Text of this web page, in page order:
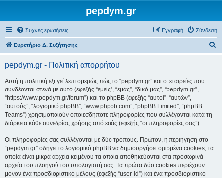
pepdym.gr
Συχνές ερωτήσεις Σύνδεση
Εγγραφή
Ευρετήριο Δ. Συζήτησης
pepdym.gr - Πολιτική απορρήτου
Αυτή η πολιτική εξηγεί λεπτομερώς πώς το “pepdym.gr” και οι εταιρείες που
συνδέονται στενά με αυτό (εφεξής “εμείς”, “εμάς”, “δικό μας”, “pepdym.gr”,
“https://www.pepdym.gr/forum”) και το phpBB (εφεξής “αυτοί”, “αυτών”,
“αυτούς”, “λογισμικό phpBB”, “www.phpbb.com”, “phpBB Limited”, “phpBB
Teams”) χρησιμοποιούν οποιεσδήποτε πληροφορίες που συλλέγονται κατά τη
διάρκεια κάθε συνεδρίας χρήσης από εσάς (εφεξής “οι πληροφορίες σας”).
Οι πληροφορίες σας συλλέγονται με δύο τρόπους. Πρώτον, η περιήγηση στο
“pepdym.gr” οδηγεί το λογισμικό phpBB να δημιουργήσει ορισμένα cookies, τα
οποία είναι μικρά αρχεία κειμένου τα οποία αποθηκεύονται στα προσωρινά
αρχεία του πλοηγού του υπολογιστή σας. Τα πρώτα δύο cookies περιέχουν
μόνον ένα προσδιοριστικό μέλους (εφεξής “user-id”) και ένα προσδιοριστικό